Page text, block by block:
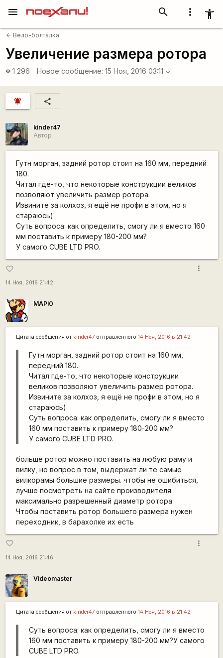
more_vert accessibility_new
search
menu
arrow_back Вело-болталка
Увеличение размера ротора
visibility 1 296 Новое сообщение: 15 Ноя, 2016 03:11 arrow_downward
notifications_active share
kinder47
Автор
Гутн морган, задний ротор стоит на 160 мм, передний
180.
Читал где-то, что некоторые конструкции великов
позволяют увеличить размер ротора.
Извините за колхоз, я ещё не профи в этом, но я
стараюсь)
Суть вопроса: как определить, смогу ли я вместо 160
мм поставить к примеру 180-200 мм?
У самого CUBE LTD PRO.
favorite_border
14 Ноя, 2016 21:42
more_vert
MAPi0
Цитата сообщения от kinder47 отправленного 14 Ноя, 2016 в 21:42
Гутн морган, задний ротор стоит на 160 мм,
передний 180.
Читал где-то, что некоторые конструкции
великов позволяют увеличить размер ротора.
Извините за колхоз, я ещё не профи в этом, но я
стараюсь)
Суть вопроса: как определить, смогу ли я вместо
160 мм поставить к примеру 180-200 мм?
У самого CUBE LTD PRO.
больше ротор можно поставить на любую раму и
вилку, но вопрос в том, выдержат ли те самые
вилкорамы большие размеры. чтобы не ошибиться,
лучше посмотреть на сайте производителя
максимально разрешенный диаметр ротора
Чтобы поставить ротор большего размера нужен
переходник, в барахолке их есть
favorite_border
14 Ноя, 2016 21:46
more_vert
Videomaster
Цитата сообщения от kinder47 отправленного 14 Ноя, 2016 в 21:42
Суть вопроса: как определить, смогу ли я вместо
160 мм поставить к примеру 180-200 мм?У самого
CUBE LTD PRO.